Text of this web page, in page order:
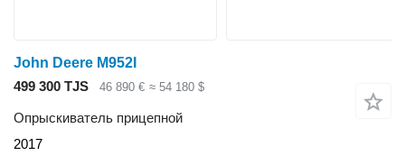
John Deere M952I
499 300 TJS
46 890 € ≈ 54 180 $
Опрыскиватель прицепной
2017